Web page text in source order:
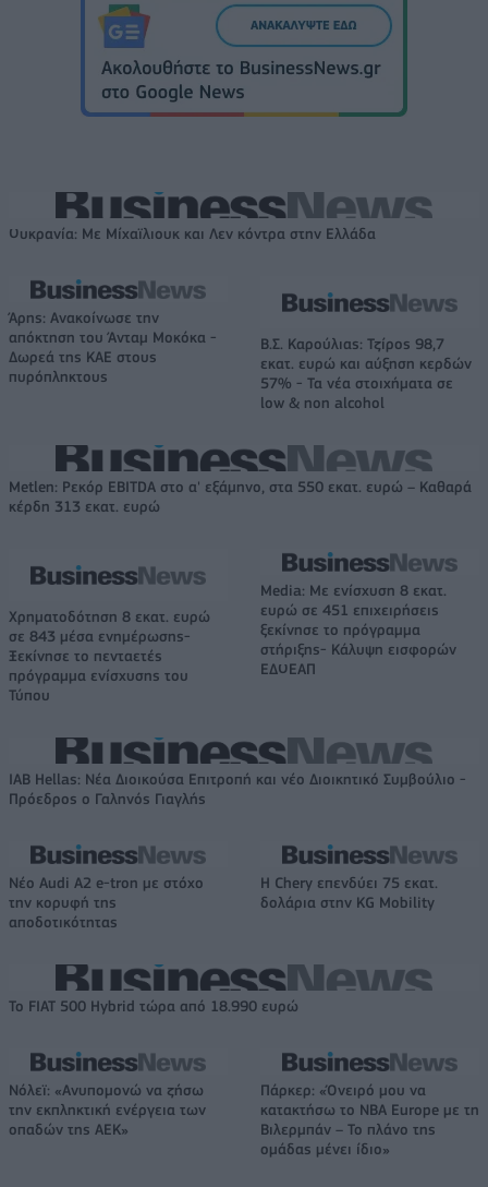
Ουκρανία: Με Μίχαϊλιουκ και Λεν κόντρα στην Ελλάδα
Άρης: Ανακοίνωσε την
απόκτηση του Άνταμ Μοκόκα -
Δωρεά της ΚΑΕ στους
πυρόπληκτους
Β.Σ. Καρούλιας: Τζίρος 98,7
εκατ. ευρώ και αύξηση κερδών
57% - Τα νέα στοιχήματα σε
low & non alcohol
Metlen: Ρεκόρ EBITDA στο α' εξάμηνο, στα 550 εκατ. ευρώ – Καθαρά
κέρδη 313 εκατ. ευρώ
Χρηματοδότηση 8 εκατ. ευρώ
σε 843 μέσα ενημέρωσης-
Ξεκίνησε το πενταετές
πρόγραμμα ενίσχυσης του
Τύπου
Media: Με ενίσχυση 8 εκατ.
ευρώ σε 451 επιχειρήσεις
ξεκίνησε το πρόγραμμα
στήριξης- Κάλυψη εισφορών
ΕΔΟΕΑΠ
IAB Hellas: Νέα Διοικούσα Επιτροπή και νέο Διοικητικό Συμβούλιο -
Πρόεδρος ο Γαληνός Γιαγλής
Νέο Audi A2 e-tron με στόχο
την κορυφή της
αποδοτικότητας
Η Chery επενδύει 75 εκατ.
δολάρια στην KG Mobility
Το FIAT 500 Hybrid τώρα από 18.990 ευρώ
Νόλεϊ: «Ανυπομονώ να ζήσω
την εκπληκτική ενέργεια των
οπαδών της ΑΕΚ»
Πάρκερ: «Όνειρό μου να
κατακτήσω το ΝΒΑ Europe με τη
Βιλερμπάν – Το πλάνο της
ομάδας μένει ίδιο»